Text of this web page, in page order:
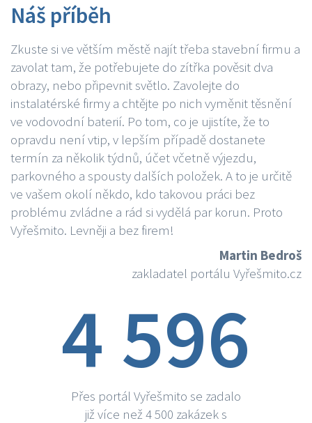
Náš příběh
Zkuste si ve větším městě najít třeba stavební firmu a
zavolat tam, že potřebujete do zítřka pověsit dva
obrazy, nebo připevnit světlo. Zavolejte do
instalatérské firmy a chtějte po nich vyměnit těsnění
ve vodovodní baterií. Po tom, co je ujistíte, že to
opravdu není vtip, v lepším případě dostanete
termín za několik týdnů, účet včetně výjezdu,
parkovného a spousty dalších položek. A to je určitě
ve vašem okolí někdo, kdo takovou práci bez
problému zvládne a rád si vydělá par korun. Proto
Vyřešmito. Levněji a bez firem!
Martin Bedroš
zakladatel portálu Vyřešmito.cz
4 596
Přes portál Vyřešmito se zadalo
již více než 4 500 zakázek s